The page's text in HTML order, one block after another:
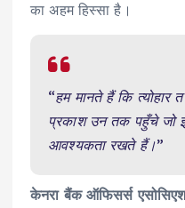
का अहम हिस्सा है।
“हम मानते हैं कि त्योहार
प्रकाश उन तक पहुँचे जो
आवश्यकता रखते हैं।”
केनरा बैंक ऑफिसर्स